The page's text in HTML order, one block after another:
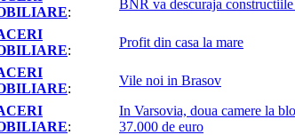
:
BNR va descuraja
:
Profit din casa la mare
:
Vile noi in Brasov
:
In Varsovia, doua camere la
37.000 de euro